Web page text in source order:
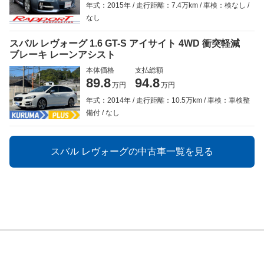
年式：2015年
走行距離：7.4万km
車検：検なし
なし
スバル レヴォーグ 1.6 GT-S アイサイト 4WD 衝突軽減
ブレーキ レーンアシスト
本体価格
89.8万円
支払総額
94.8万円
年式：2014年
走行距離：10.5万km
車検：車検整
備付
なし
スバル レヴォーグの中古車一覧を見る